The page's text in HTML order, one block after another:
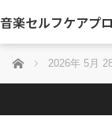
音楽セルフケアプ
ホーム 2026年 5月